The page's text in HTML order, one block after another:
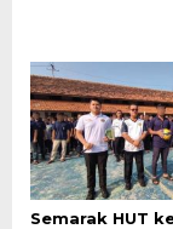
Semarak HUT